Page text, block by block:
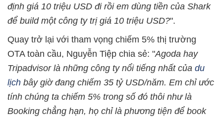
định giá 10 triệu USD đi rồi em dùng tiền của Shark
để build một công ty trị giá 10 triệu USD?".
Quay trở lại với tham vọng chiếm 5% thị trường
OTA toàn cầu, Nguyễn Tiệp chia sẻ: "Agoda hay
Tripadvisor là những công ty nổi tiếng nhất của du
lịch bây giờ đang chiếm 35 tỷ USD/năm. Em chỉ ước
tính chúng ta chiếm 5% trong số đó thôi như là
Booking chẳng hạn, họ chỉ là phương tiện để book